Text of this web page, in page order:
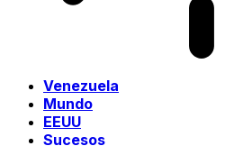
Venezuela
Mundo
EEUU
Sucesos